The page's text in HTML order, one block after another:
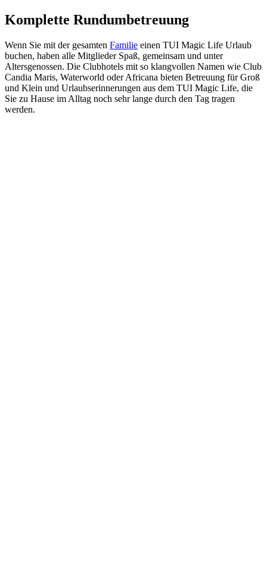
Komplette Rundumbetreuung
Wenn Sie mit der gesamten Familie einen TUI Magic Life Urlaub
buchen, haben alle Mitglieder Spaß, gemeinsam und unter
Altersgenossen. Die Clubhotels mit so klangvollen Namen wie Club
Candia Maris, Waterworld oder Africana bieten Betreuung für Groß
und Klein und Urlaubserinnerungen aus dem TUI Magic Life, die
Sie zu Hause im Alltag noch sehr lange durch den Tag tragen
werden.